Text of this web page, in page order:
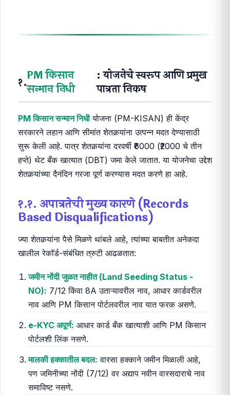
१.PM किसान
सन्मान निधी
: योजनेचे स्वरूप आणि प्रमुख
पात्रता निकष
PM किसान सन्मान निधीयोजना (PM-KISAN) ही केंद्र
सरकारने लहान आणि सीमांत शेतकर्‍यांना उत्पन्न मदत देण्यासाठी
सुरू केली आहे. पात्र शेतकर्‍यांना दरवर्षी ₹6000 (₹2000 चे तीन
हप्ते) थेट बँक खात्यात (DBT) जमा केले जातात. या योजनेचा उद्देश
शेतकर्‍यांच्या दैनंदिन गरजा पूर्ण करण्यास मदत करणे हा आहे.
१.१. अपात्रतेची मुख्य कारणे (Records
Based Disqualifications)
ज्या शेतकर्‍यांना पैसे मिळणे थांबले आहे, त्यांच्या बाबतीत अनेकदा
खालील रेकॉर्ड-संबंधित त्रुटी आढळतात:
जमीन नोंदी जुळत नाहीत (Land Seeding Status -
NO): 7/12 किंवा 8A उताऱ्यावरील नाव, आधार कार्डवरील
नाव आणि PM किसान पोर्टलवरील नाव यात फरक असणे.
e-KYC अपूर्ण: आधार कार्ड बँक खात्याशी आणि PM किसान
पोर्टलशी लिंक नसणे.
मालकी हक्कातील बदल: वारसा हक्काने जमीन मिळाली आहे,
पण जमिनीच्या नोंदी (7/12) वर अद्याप नवीन वारसदाराचे नाव
समाविष्ट नसणे.